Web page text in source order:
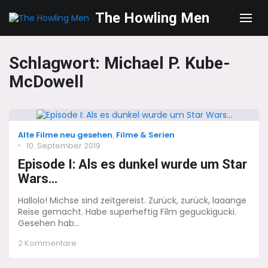
The Howling Men
Schlagwort: Michael P. Kube-
McDowell
Categories
Alte Filme neu gesehen, Filme & Serien
Posted
10. September 2019
Episode I: Als es dunkel wurde um Star
Wars…
Hallolo! Michse sind zeitgereist. Zurück, zurück, laaange
Reise gemacht. Habe superheftig Film geguckigucki.
Gesehen hab...
2 Kommentare